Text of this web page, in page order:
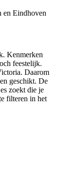
en Eindhoven
Kenmerken
feestelijk.
Daarom
geschikt. De
zoekt die je
filteren in het